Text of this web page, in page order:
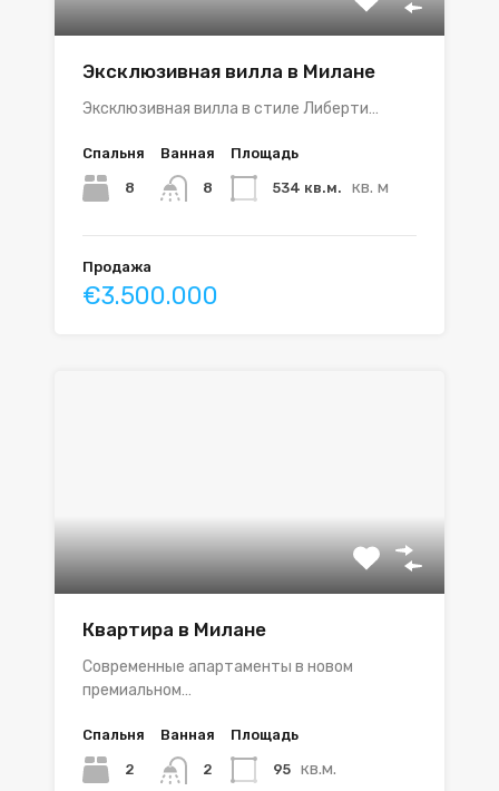
Эксклюзивная вилла в Милане
Эксклюзивная вилла в стиле Либерти…
Спальня
8
Ванная
8
Площадь
534 кв.м. кв. м
Продажа
€3.500.000
Квартира в Милане
Современные апартаменты в новом
премиальном…
Спальня
2
Ванная
2
Площадь
95 кв.м.